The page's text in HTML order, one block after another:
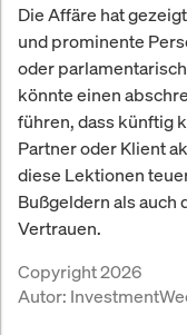
Die Affäre hat
und prominente
oder
könnte einen
führen, dass künftig
Partner oder Klient
diese Lektionen
Bußgeldern als
Vertrauen.
Copyright 2026
Autor: